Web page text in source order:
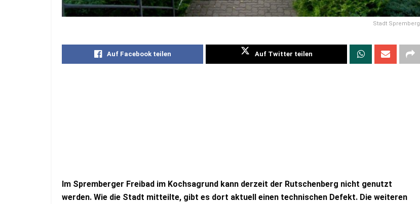
Stadt Spremberg
Auf Facebook teilen Auf Twitter teilen
Im Spremberger Freibad im Kochsagrund kann derzeit der Rutschenberg nicht genutzt
werden. Wie die Stadt mitteilte, gibt es dort aktuell einen technischen Defekt. Die weiteren